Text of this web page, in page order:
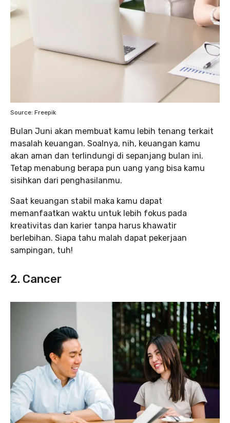
Source: Freepik
Bulan Juni akan membuat kamu lebih tenang terkait
masalah keuangan. Soalnya, nih, keuangan kamu
akan aman dan terlindungi di sepanjang bulan ini.
Tetap menabung berapa pun uang yang bisa kamu
sisihkan dari penghasilanmu.
Saat keuangan stabil maka kamu dapat
memanfaatkan waktu untuk lebih fokus pada
kreativitas dan karier tanpa harus khawatir
berlebihan. Siapa tahu malah dapat pekerjaan
sampingan, tuh!
2. Cancer